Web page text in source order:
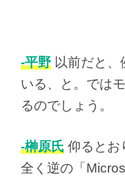
-平野 以前だと
いる、と。では
るのでしょう。
-榊原氏 仰るとお
全く逆の「